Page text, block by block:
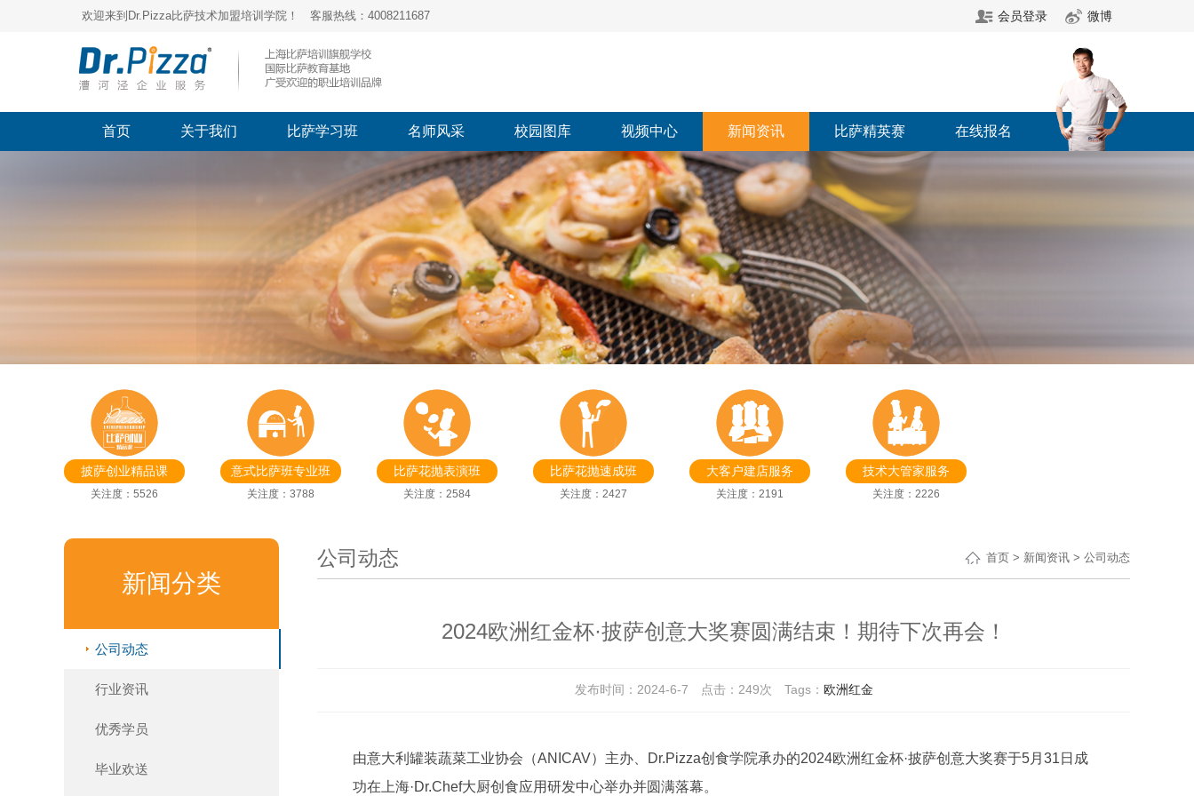
欢迎来到Dr.Pizza比萨技术加盟培训学院！ 客服热线：4008211687 会员登录 微博
首页 关于我们 比萨学习班 名师风采 校园图库 视频中心 新闻资讯 比萨精英赛 在线报名
披萨创业精品课
关注度：5526
意式比萨班专业班
关注度：3788
比萨花抛表演班
关注度：2584
比萨花抛速成班
关注度：2427
大客户建店服务
关注度：2191
技术大管家服务
关注度：2226
新闻分类
公司动态
行业资讯
优秀学员
毕业欢送
公司动态 首页 > 新闻资讯 > 公司动态
2024欧洲红金杯·披萨创意大奖赛圆满结束！期待下次再会！
发布时间：2024-6-7 点击： 249次 Tags： 欧洲红金
由意大利罐装蔬菜工业协会（ANICAV）主办、Dr.Pizza创食学院承办的2024欧洲红金杯·披萨创意大奖赛于5月31日成
功在上海·Dr.Chef大厨创食应用研发中心举办并圆满落幕。‍